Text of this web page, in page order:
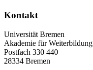
Kontakt
Universität Bremen
Akademie für Weiterbildung
Postfach 330 440
28334 Bremen